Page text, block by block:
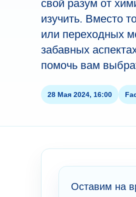
свой разум от
изучить. Вместо
или переходных
забавных
помочь вам
28 Мая 2024, 16:00
Оставим на